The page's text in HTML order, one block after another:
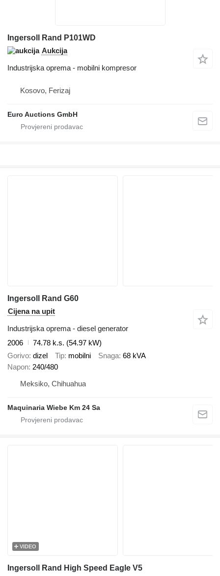
Ingersoll Rand P101WD
Aukcija
Industrijska oprema - mobilni kompresor
Kosovo, Ferizaj
Euro Auctions GmbH
Ingersoll Rand G60
Cijena na upit
Industrijska oprema - diesel generator
2006
74.78 k.s. (54.97 kW)
Gorivo dizel Tip mobilni Snaga 68 kVA
Napon 240/480
Meksiko, Chihuahua
Maquinaria Wiebe Km 24 Sa
VIDEO
Ingersoll Rand High Speed Eagle V5